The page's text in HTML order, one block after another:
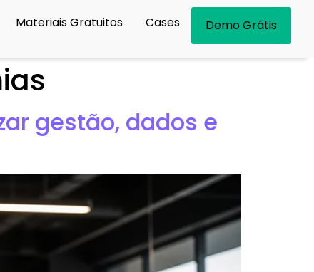
Materiais Gratuitos Cases Demo Grátis
gestão, dados e